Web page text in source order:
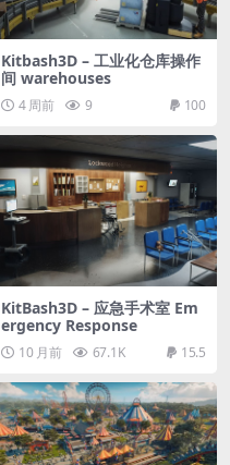
Kitbash3D – 工业化仓库操作
间 warehouses
4 周前 9 100
KitBash3D – 应急手术室 Em
ergency Response
10 月前 67.1K 15.5